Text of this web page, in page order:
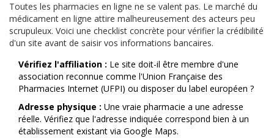
Toutes les pharmacies en ligne ne se valent pas. Le marché du
médicament en ligne attire malheureusement des acteurs peu
scrupuleux. Voici une checklist concrète pour vérifier la crédibilité
d'un site avant de saisir vos informations bancaires.
Vérifiez l'affiliation : Le site doit-il être membre d'une
association reconnue comme l'Union Française des
Pharmacies Internet (UFPI) ou disposer du label européen ?
Adresse physique : Une vraie pharmacie a une adresse
réelle. Vérifiez que l'adresse indiquée correspond bien à un
établissement existant via Google Maps.